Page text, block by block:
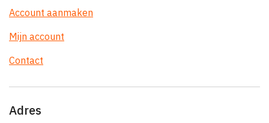
Account aanmaken
Mijn account
Contact
Adres